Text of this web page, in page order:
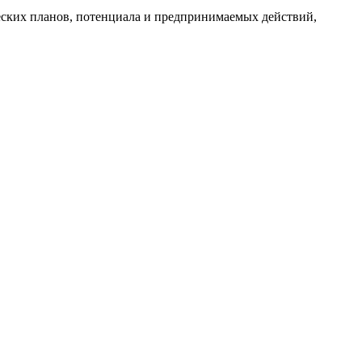
планов, потенциала и предпринимаемых действий,